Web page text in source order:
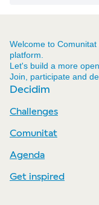
Welcome to
platform.
Let's build a more
Join, participate and
Decidim
Challenges
Comunitat
Agenda
Get inspired